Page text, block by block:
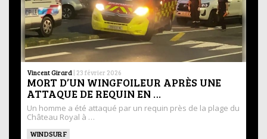
Vincent Girard | 23 février 2026
MORT D’UN WINGFOILEUR APRÈS UNE
ATTAQUE DE REQUIN EN …
Un homme a été attaqué par un requin près de la plage du
Château Royal à …
WINDSURF